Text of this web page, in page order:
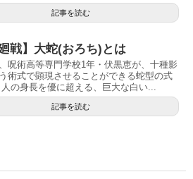
記事を読む
廻戦】大蛇(おろち)とは
呪術高等専門学校1年・伏黒恵が、十種影
術式で顕現させることができる蛇型の式
の身長を優に超える、巨大な白い...
記事を読む